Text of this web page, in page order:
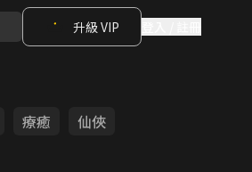
升級 VIP
療癒
仙俠